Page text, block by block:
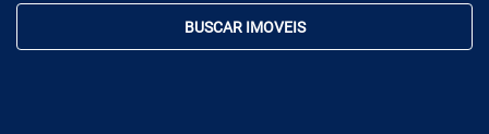
BUSCAR IMOVEIS